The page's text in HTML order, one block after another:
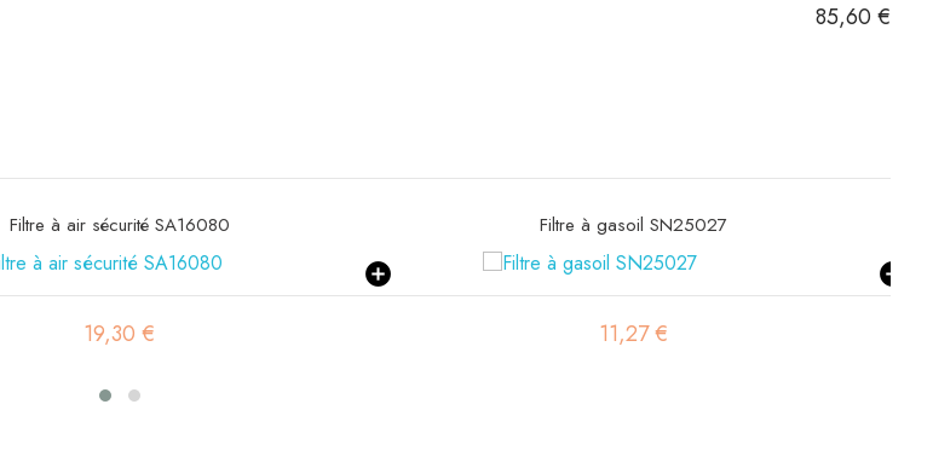
85,60 €
Filtre à air sécurité SA16080
19,30 €
Filtre à gasoil SN25027
11,27 €